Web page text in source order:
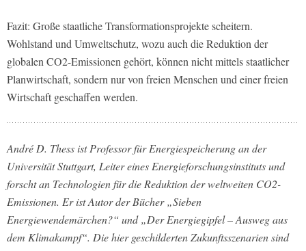
Fazit: Große staatliche Transformationsprojekte scheitern.
Wohlstand und Umweltschutz, wozu auch die Reduktion der
globalen CO2-Emissionen gehört, können nicht mittels staatlicher
Planwirtschaft, sondern nur von freien Menschen und einer freien
Wirtschaft geschaffen werden.
André D. Thess ist Professor für Energiespeicherung an der
Universität Stuttgart, Leiter eines Energieforschungsinstituts und
forscht an Technologien für die Reduktion der weltweiten CO2-
Emissionen. Er ist Autor der Bücher „Sieben
Energiewendemärchen?“ und „Der Energiegipfel – Ausweg aus
dem Klimakampf“. Die hier geschilderten Zukunftsszenarien sind